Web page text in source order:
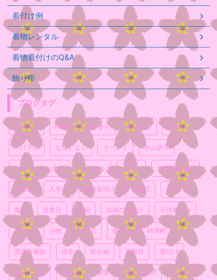
着付け例
着物レンタル
着物着付けのQ&A
飾り帯
ブログタグ
BTC決済 NEM お宮参り お知らせ お祭り
つけ下げ なんとなく イベント ネム決済
ビットコイン決済 レンタル 七五三 仮想通貨決済
入園式 入学式 出張着付け 卒園式 卒業式
喪服 営業日 妊婦 妊婦の着付け 子供着付け
小ネタ 小物 成人式 振り袖 時津町
普段着着物 浴衣 留め袖 真面目 着付け
着付け教室 着崩れ 着物 素朴な疑問 結婚式